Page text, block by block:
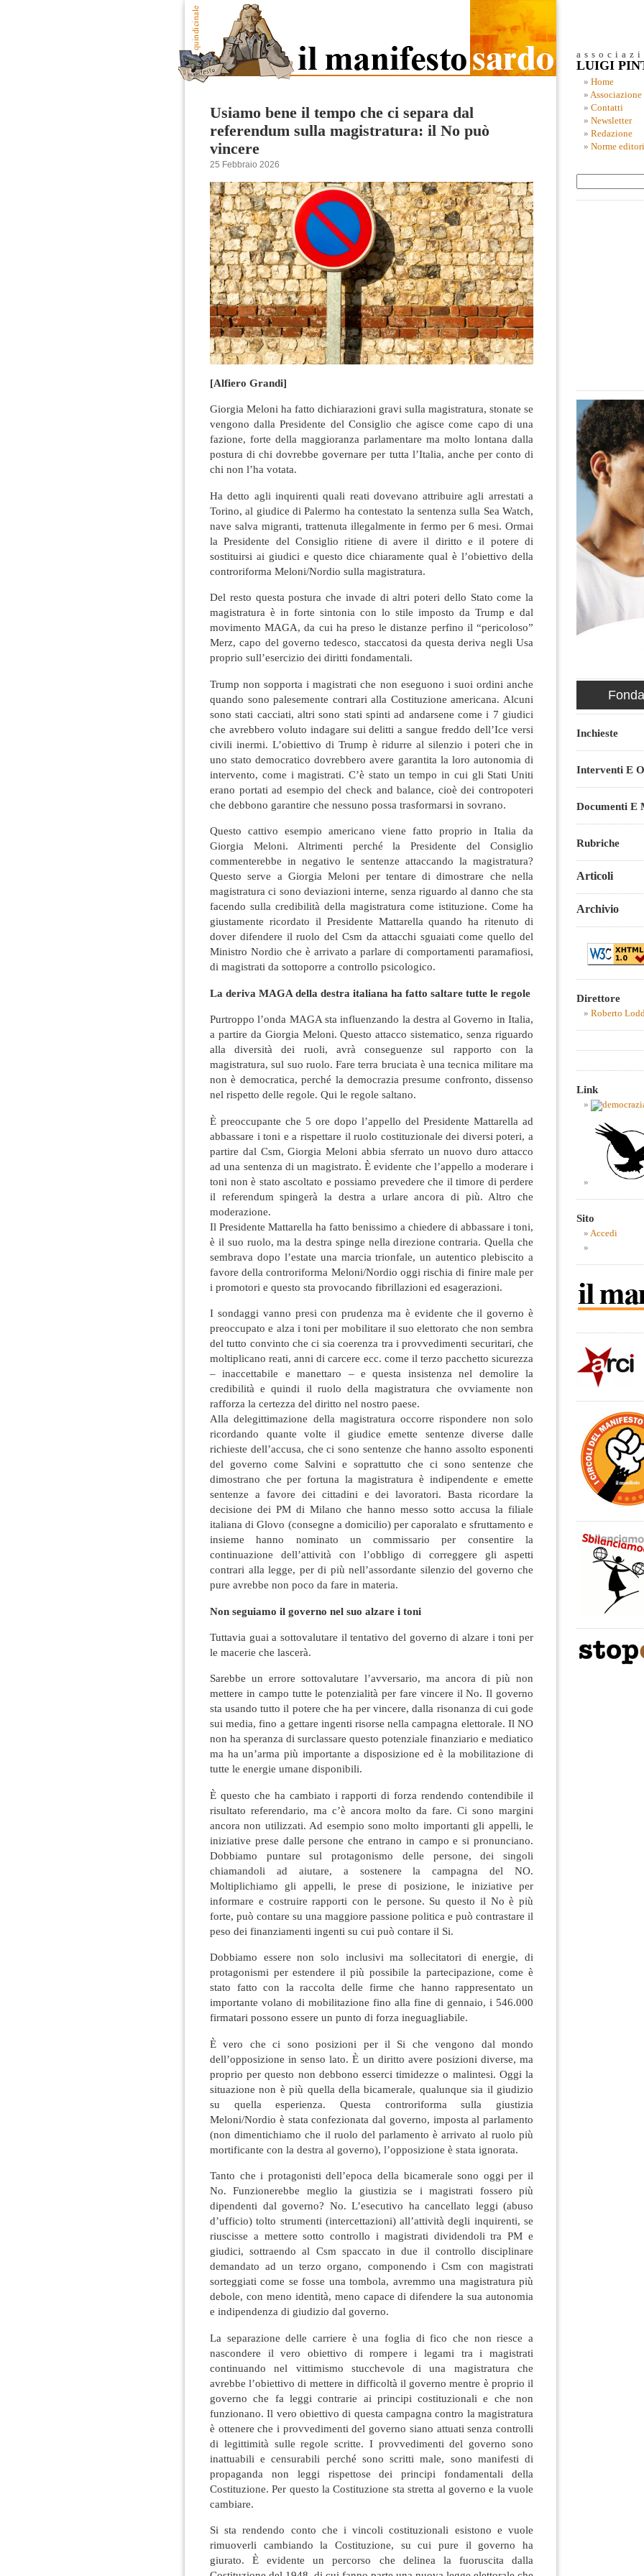
Usiamo bene il tempo che ci separa dal
referendum sulla magistratura: il No può
vincere
25 Febbraio 2026
[Alfiero Grandi]
Giorgia Meloni ha fatto dichiarazioni gravi sulla magistratura, stonate se
vengono dalla Presidente del Consiglio che agisce come capo di una
fazione, forte della maggioranza parlamentare ma molto lontana dalla
postura di chi dovrebbe governare per tutta l’Italia, anche per conto di
chi non l’ha votata.
Ha detto agli inquirenti quali reati dovevano attribuire agli arrestati a
Torino, al giudice di Palermo ha contestato la sentenza sulla Sea Watch,
nave salva migranti, trattenuta illegalmente in fermo per 6 mesi. Ormai
la Presidente del Consiglio ritiene di avere il diritto e il potere di
sostituirsi ai giudici e questo dice chiaramente qual è l’obiettivo della
controriforma Meloni/Nordio sulla magistratura.
Del resto questa postura che invade di altri poteri dello Stato come la
magistratura è in forte sintonia con lo stile imposto da Trump e dal
movimento MAGA, da cui ha preso le distanze perfino il “pericoloso”
Merz, capo del governo tedesco, staccatosi da questa deriva negli Usa
proprio sull’esercizio dei diritti fondamentali.
Trump non sopporta i magistrati che non eseguono i suoi ordini anche
quando sono palesemente contrari alla Costituzione americana. Alcuni
sono stati cacciati, altri sono stati spinti ad andarsene come i 7 giudici
che avrebbero voluto indagare sui delitti a sangue freddo dell’Ice versi
civili inermi. L’obiettivo di Trump è ridurre al silenzio i poteri che in
uno stato democratico dovrebbero avere garantita la loro autonomia di
intervento, come i magistrati. C’è stato un tempo in cui gli Stati Uniti
erano portati ad esempio del check and balance, cioè dei contropoteri
che debbono garantire che nessuno possa trasformarsi in sovrano.
Questo cattivo esempio americano viene fatto proprio in Italia da
Giorgia Meloni. Altrimenti perché la Presidente del Consiglio
commenterebbe in negativo le sentenze attaccando la magistratura?
Questo serve a Giorgia Meloni per tentare di dimostrare che nella
magistratura ci sono deviazioni interne, senza riguardo al danno che sta
facendo sulla credibilità della magistratura come istituzione. Come ha
giustamente ricordato il Presidente Mattarella quando ha ritenuto di
dover difendere il ruolo del Csm da attacchi sguaiati come quello del
Ministro Nordio che è arrivato a parlare di comportamenti paramafiosi,
di magistrati da sottoporre a controllo psicologico.
La deriva MAGA della destra italiana ha fatto saltare tutte le regole
Purtroppo l’onda MAGA sta influenzando la destra al Governo in Italia,
a partire da Giorgia Meloni. Questo attacco sistematico, senza riguardo
alla diversità dei ruoli, avrà conseguenze sul rapporto con la
magistratura, sul suo ruolo. Fare terra bruciata è una tecnica militare ma
non è democratica, perché la democrazia presume confronto, dissenso
nel rispetto delle regole. Qui le regole saltano.
È preoccupante che 5 ore dopo l’appello del Presidente Mattarella ad
abbassare i toni e a rispettare il ruolo costituzionale dei diversi poteri, a
partire dal Csm, Giorgia Meloni abbia sferrato un nuovo duro attacco
ad una sentenza di un magistrato. È evidente che l’appello a moderare i
toni non è stato ascoltato e possiamo prevedere che il timore di perdere
il referendum spingerà la destra a urlare ancora di più. Altro che
moderazione.
Il Presidente Mattarella ha fatto benissimo a chiedere di abbassare i toni,
è il suo ruolo, ma la destra spinge nella direzione contraria. Quella che
sembrava dopo l’estate una marcia trionfale, un autentico plebiscito a
favore della controriforma Meloni/Nordio oggi rischia di finire male per
i promotori e questo sta provocando fibrillazioni ed esagerazioni.
I sondaggi vanno presi con prudenza ma è evidente che il governo è
preoccupato e alza i toni per mobilitare il suo elettorato che non sembra
del tutto convinto che ci sia coerenza tra i provvedimenti securitari, che
moltiplicano reati, anni di carcere ecc. come il terzo pacchetto sicurezza
– inaccettabile e manettaro – e questa insistenza nel demolire la
credibilità e quindi il ruolo della magistratura che ovviamente non
rafforza la certezza del diritto nel nostro paese.
Alla delegittimazione della magistratura occorre rispondere non solo
ricordando quante volte il giudice emette sentenze diverse dalle
richieste dell’accusa, che ci sono sentenze che hanno assolto esponenti
del governo come Salvini e soprattutto che ci sono sentenze che
dimostrano che per fortuna la magistratura è indipendente e emette
sentenze a favore dei cittadini e dei lavoratori. Basta ricordare la
decisione dei PM di Milano che hanno messo sotto accusa la filiale
italiana di Glovo (consegne a domicilio) per caporalato e sfruttamento e
insieme hanno nominato un commissario per consentire la
continuazione dell’attività con l’obbligo di correggere gli aspetti
contrari alla legge, per di più nell’assordante silenzio del governo che
pure avrebbe non poco da fare in materia.
Non seguiamo il governo nel suo alzare i toni
Tuttavia guai a sottovalutare il tentativo del governo di alzare i toni per
le macerie che lascerà.
Sarebbe un errore sottovalutare l’avversario, ma ancora di più non
mettere in campo tutte le potenzialità per fare vincere il No. Il governo
sta usando tutto il potere che ha per vincere, dalla risonanza di cui gode
sui media, fino a gettare ingenti risorse nella campagna elettorale. Il NO
non ha speranza di surclassare questo potenziale finanziario e mediatico
ma ha un’arma più importante a disposizione ed è la mobilitazione di
tutte le energie umane disponibili.
È questo che ha cambiato i rapporti di forza rendendo contendibile il
risultato referendario, ma c’è ancora molto da fare. Ci sono margini
ancora non utilizzati. Ad esempio sono molto importanti gli appelli, le
iniziative prese dalle persone che entrano in campo e si pronunciano.
Dobbiamo puntare sul protagonismo delle persone, dei singoli
chiamandoli ad aiutare, a sostenere la campagna del NO.
Moltiplichiamo gli appelli, le prese di posizione, le iniziative per
informare e costruire rapporti con le persone. Su questo il No è più
forte, può contare su una maggiore passione politica e può contrastare il
peso dei finanziamenti ingenti su cui può contare il Si.
Dobbiamo essere non solo inclusivi ma sollecitatori di energie, di
protagonismi per estendere il più possibile la partecipazione, come è
stato fatto con la raccolta delle firme che hanno rappresentato un
importante volano di mobilitazione fino alla fine di gennaio, i 546.000
firmatari possono essere un punto di forza ineguagliabile.
È vero che ci sono posizioni per il Si che vengono dal mondo
dell’opposizione in senso lato. È un diritto avere posizioni diverse, ma
proprio per questo non debbono esserci timidezze o malintesi. Oggi la
situazione non è più quella della bicamerale, qualunque sia il giudizio
su quella esperienza. Questa controriforma sulla giustizia
Meloni/Nordio è stata confezionata dal governo, imposta al parlamento
(non dimentichiamo che il ruolo del parlamento è arrivato al ruolo più
mortificante con la destra al governo), l’opposizione è stata ignorata.
Tanto che i protagonisti dell’epoca della bicamerale sono oggi per il
No. Funzionerebbe meglio la giustizia se i magistrati fossero più
dipendenti dal governo? No. L’esecutivo ha cancellato leggi (abuso
d’ufficio) tolto strumenti (intercettazioni) all’attività degli inquirenti, se
riuscisse a mettere sotto controllo i magistrati dividendoli tra PM e
giudici, sottraendo al Csm spaccato in due il controllo disciplinare
demandato ad un terzo organo, componendo i Csm con magistrati
sorteggiati come se fosse una tombola, avremmo una magistratura più
debole, con meno identità, meno capace di difendere la sua autonomia
e indipendenza di giudizio dal governo.
La separazione delle carriere è una foglia di fico che non riesce a
nascondere il vero obiettivo di rompere i legami tra i magistrati
continuando nel vittimismo stucchevole di una magistratura che
avrebbe l’obiettivo di mettere in difficoltà il governo mentre è proprio il
governo che fa leggi contrarie ai principi costituzionali e che non
funzionano. Il vero obiettivo di questa campagna contro la magistratura
è ottenere che i provvedimenti del governo siano attuati senza controlli
di legittimità sulle regole scritte. I provvedimenti del governo sono
inattuabili e censurabili perché sono scritti male, sono manifesti di
propaganda non leggi rispettose dei principi fondamentali della
Costituzione. Per questo la Costituzione sta stretta al governo e la vuole
cambiare.
Si sta rendendo conto che i vincoli costituzionali esistono e vuole
rimuoverli cambiando la Costituzione, su cui pure il governo ha
giurato. È evidente un percorso che delinea la fuoruscita dalla
LUIGI
Home
Associazione
Contatti
Newsletter
Redazione
Norme
Inchieste
Interventi E
Documenti E
Rubriche
Articoli
Archivio
Direttore
Roberto
Link
Sito
Accedi